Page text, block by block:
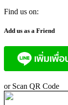
Find us on:
Facebook
opens
window
YouTube
opens
window
Add us as a Friend
or Scan QR Code